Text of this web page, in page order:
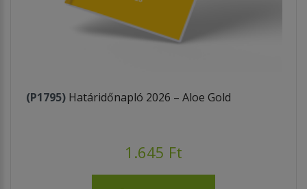
(P1795) Határidőnapló 2026 – Aloe Gold
1.645 Ft